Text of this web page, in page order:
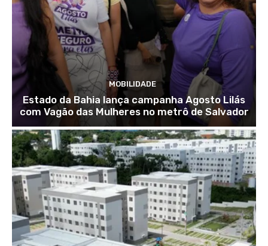
MOBILIDADE
Estado da Bahia lança campanha Agosto Lilás
com Vagão das Mulheres no metrô de Salvador